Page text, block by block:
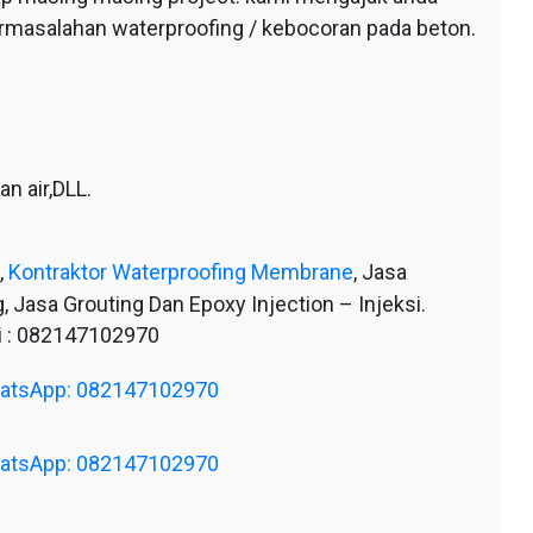
waterproofing / kebocoran pada beton.
air,DLL.
Kontraktor Waterproofing Membrane, Jasa
Grouting Dan Epoxy Injection – Injeksi.
082147102970
082147102970
082147102970